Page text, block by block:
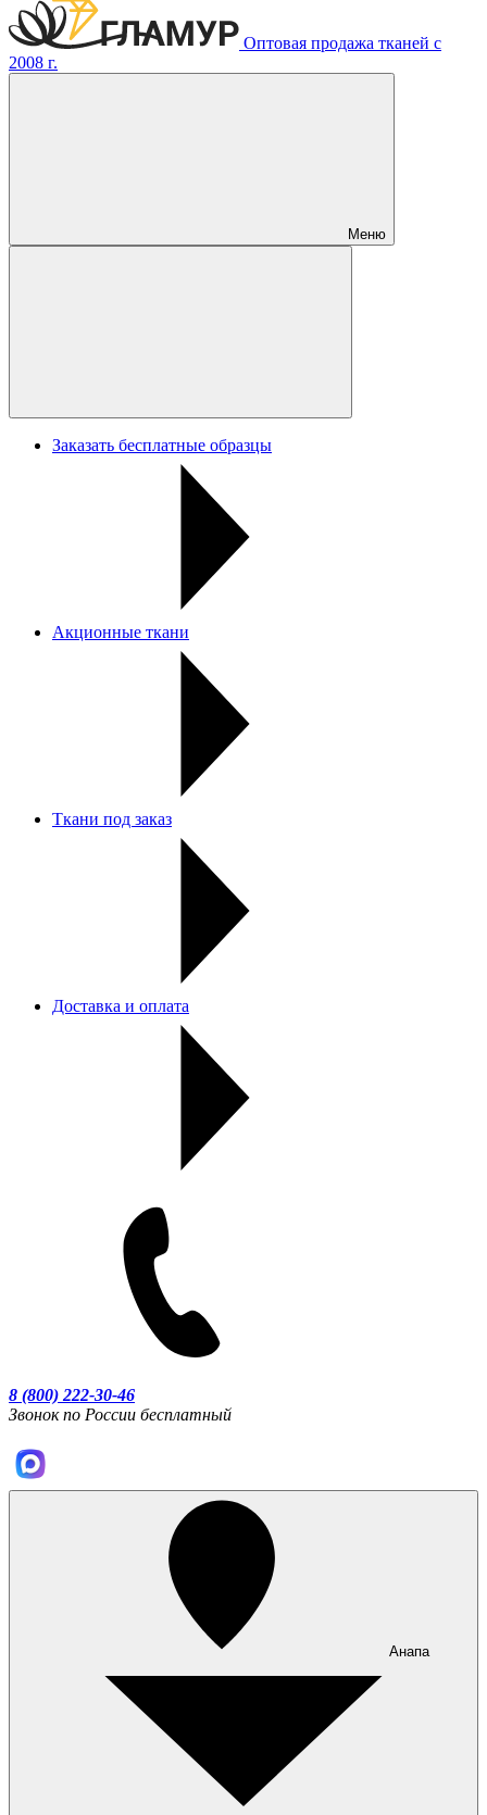
Оптовая продажа тканей с
2008 г.
Меню
Заказать бесплатные образцы
Акционные ткани
Ткани под заказ
Доставка и оплата
8 (800) 222-30-46
Звонок по России бесплатный
Анапа